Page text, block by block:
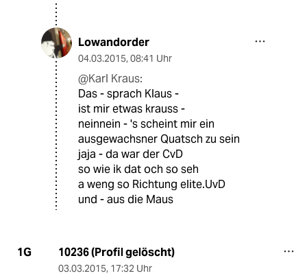
Lowandorder
04.03.2015, 08:41 Uhr
@Karl Kraus:
Das - sprach Klaus -
ist mir etwas krauss -
neinnein - 's scheint mir ein
ausgewachsner Quatsch zu sein
jaja - da war der CvD
so wie ik dat och so seh
a weng so Richtung elite.UvD
und - aus die Maus
1G 10236 (Profil gelöscht)
03.03.2015, 17:32 Uhr